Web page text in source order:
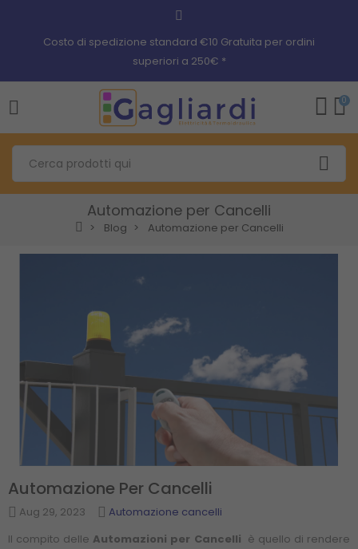
Costo di spedizione standard €10 Gratuita per ordini
superiori a 250€ *
0
Automazione per Cancelli
Blog Automazione per Cancelli
Automazione Per Cancelli
Aug 29, 2023
Automazione cancelli
Il compito delleAutomazioni per Cancelli è quello di rendere